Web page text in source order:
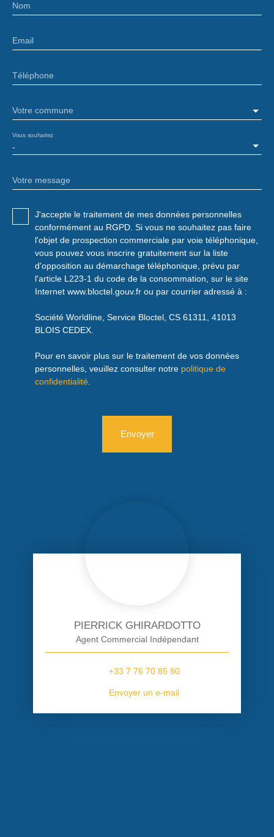
Nom
Email
Téléphone
Votre commune
-
Vous souhaitez
Votre message
J'accepte le traitement de mes données personnelles
conformément au RGPD. Si vous ne souhaitez pas faire
l'objet de prospection commerciale par voie téléphonique,
vous pouvez vous inscrire gratuitement sur la liste
d'opposition au démarchage téléphonique, prévu par
l'article L223-1 du code de la consommation, sur le site
Internet www.bloctel.gouv.fr ou par courrier adressé à :
Société Worldline, Service Bloctel, CS 61311, 41013
BLOIS CEDEX.
Pour en savoir plus sur le traitement de vos données
personnelles, veuillez consulter notre politique de
confidentialité
Envoyer
PIERRICK GHIRARDOTTO
Agent Commercial Indépendant
+33 7 76 70 85 80
Envoyer un e-mail